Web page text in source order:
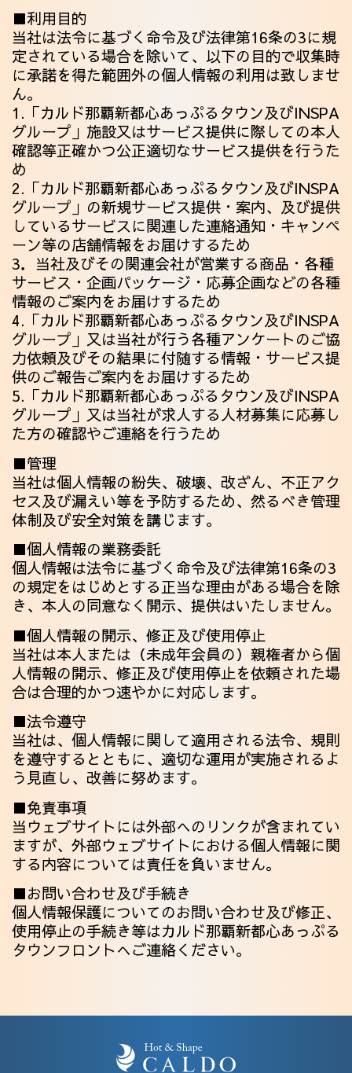
■利用目的
当社は法令に基づく命令及び法律第16条の3に規
定されている場合を除いて、以下の目的で収集時
に承諾を得た範囲外の個人情報の利用は致しませ
ん。
1.「カルド那覇新都心あっぷるタウン及びINSPA
グループ」施設又はサービス提供に際しての本人
確認等正確かつ公正適切なサービス提供を行うた
め
2.「カルド那覇新都心あっぷるタウン及びINSPA
グループ」の新規サービス提供・案内、及び提供
しているサービスに関連した連絡通知・キャンペ
ーン等の店舗情報をお届けするため
3．当社及びその関連会社が営業する商品・各種
サービス・企画パッケージ・応募企画などの各種
情報のご案内をお届けするため
4.「カルド那覇新都心あっぷるタウン及びINSPA
グループ」又は当社が行う各種アンケートのご協
力依頼及びその結果に付随する情報・サービス提
供のご報告ご案内をお届けするため
5.「カルド那覇新都心あっぷるタウン及びINSPA
グループ」又は当社が求人する人材募集に応募し
た方の確認やご連絡を行うため
■管理
当社は個人情報の紛失、破壊、改ざん、不正アク
セス及び漏えい等を予防するため、然るべき管理
体制及び安全対策を講じます。
■個人情報の業務委託
個人情報は法令に基づく命令及び法律第16条の3
の規定をはじめとする正当な理由がある場合を除
き、本人の同意なく開示、提供はいたしません。
■個人情報の開示、修正及び使用停止
当社は本人または（未成年会員の）親権者から個
人情報の開示、修正及び使用停止を依頼された場
合は合理的かつ速やかに対応します。
■法令遵守
当社は、個人情報に関して適用される法令、規則
を遵守するとともに、適切な運用が実施されるよ
う見直し、改善に努めます。
■免責事項
当ウェブサイトには外部へのリンクが含まれてい
ますが、外部ウェブサイトにおける個人情報に関
する内容については責任を負いません。
■お問い合わせ及び手続き
個人情報保護についてのお問い合わせ及び修正、
使用停止の手続き等はカルド那覇新都心あっぷる
タウンフロントへご連絡ください。